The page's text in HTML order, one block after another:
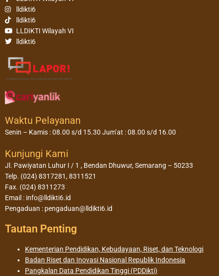
lldikti6
lldikti6
LLDIKTI Wilayah VI
lldikti6
Waktu Pelayanan
Senin – Kamis : 08.00 s/d 15.30 Jum’at : 08.00 s/d 16.00
Kunjungi Kami
Jl. Pawiyatan Luhur I / 1 , Bendan Dhuwur, Semarang – 50233
Telp. (024) 8317281, 8311521
Fax. (024) 8311273
Email : info@lldikti6.id
Pengaduan : pengaduan@lldikti6.id
Tautan Penting
Kementerian Pendidikan, Kebudayaan, Riset, dan Teknologi
Badan Riset dan Inovasi Nasional Republik Indonesia
Pangkalan Data Pendidikan Tinggi (PDDikti)